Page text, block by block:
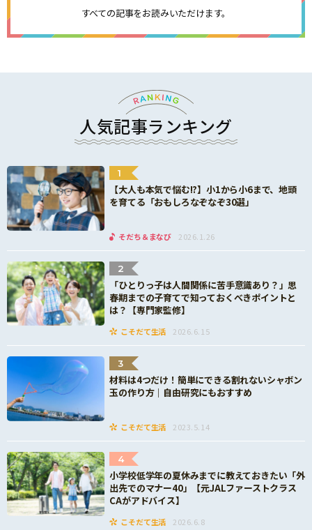
すべての記事をお読みいただけます。
人気記事ランキング
1
【大人も本気で悩む!?】小1から小6まで、地頭
を育てる「おもしろなぞなぞ30選」
そだち＆まなび 2026.1.26
2
「ひとりっ子は人間関係に苦手意識あり？」思
春期までの子育てで知っておくべきポイントと
は？【専門家監修】
こそだて生活 2026.6.15
3
材料は4つだけ！簡単にできる割れないシャボン
玉の作り方｜自由研究にもおすすめ
こそだて生活 2023.5.14
4
小学校低学年の夏休みまでに教えておきたい「外
出先でのマナー40」【元JALファーストクラス
CAがアドバイス】
こそだて生活 2026.6.8